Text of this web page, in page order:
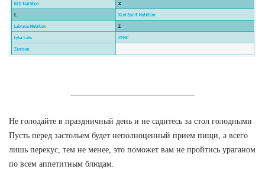
Не голодайте в праздничный день и не садитесь за стол голодными
Пусть перед застольем будет неполноценный прием пищи, а всего
лишь перекус, тем не менее, это поможет вам не пройтись ураганом
по всем аппетитным блюдам.